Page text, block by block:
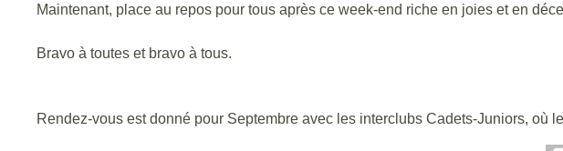
Maintenant, place au repos pour tous après ce week-end riche en joies et en
Bravo à toutes et bravo à tous.
Rendez-vous est donné pour Septembre avec les interclubs Cadets-Juniors, où